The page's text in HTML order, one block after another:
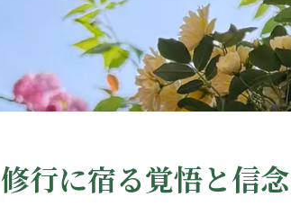
修行に宿る覚悟と信念